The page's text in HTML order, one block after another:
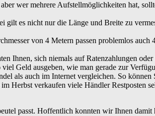
wer mehrere Aufstellmöglichkeiten hat,
es nicht nur die Länge und Breite zu
von 4 Metern passen problemlos
Ihnen, sich niemals auf Ratenzahlungen
Geld ausgeben, wie man gerade zur
als auch im Internet vergleichen. So können
Herbst verkaufen viele Händler Restposten
passt. Hoffentlich konnten wir Ihnen